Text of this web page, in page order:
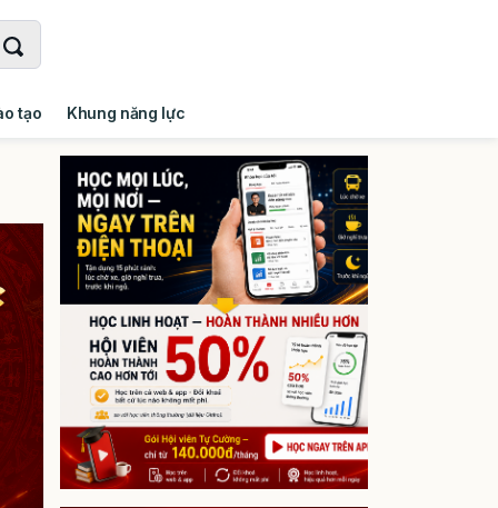
tạo Khung năng lực